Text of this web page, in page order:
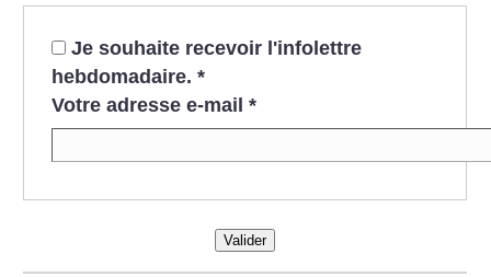
Je souhaite recevoir l'infolettre
hebdomadaire. *
Votre adresse e-mail *
Valider